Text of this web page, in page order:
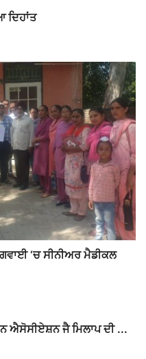
ਦਿਹਾਂਤ
‘ਚ ਸੀਨੀਅਰ ਮੈਡੀਕਲ
ਐਸੋਸੀਏਸ਼ਨ ਜੈ ਮਿਲਾਪ ਦੀ ...